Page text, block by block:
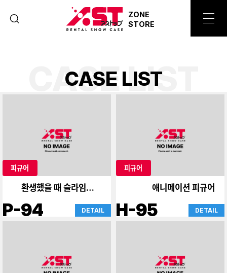
ZONE
STORE
CASE LIST
CASE LIST
피규어
환생했을 때 슬라임이었
다.
P-94 DETAIL
피규어
애니메이션 피규어
H-95 DETAIL